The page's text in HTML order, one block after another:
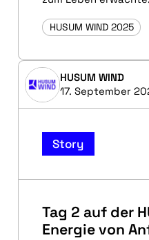
HUSUM WIND 2025
HUSUM WIND
17. September
Story
Tag 2 auf der
Energie von